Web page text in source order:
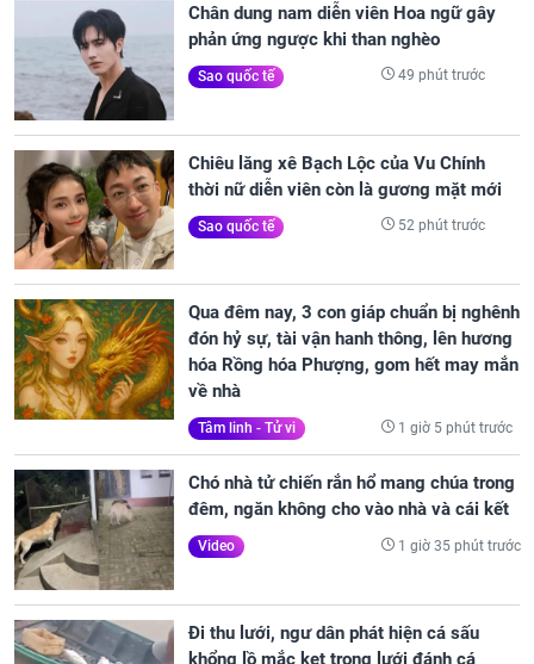
Chân dung nam diễn viên Hoa ngữ gây
phản ứng ngược khi than nghèo
Sao quốc tế 49 phút trước
Chiêu lăng xê Bạch Lộc của Vu Chính
thời nữ diễn viên còn là gương mặt mới
Sao quốc tế 52 phút trước
Qua đêm nay, 3 con giáp chuẩn bị nghênh
đón hỷ sự, tài vận hanh thông, lên hương
hóa Rồng hóa Phượng, gom hết may mắn
về nhà
Tâm linh - Tử vi 1 giờ 5 phút trước
Chó nhà tử chiến rắn hổ mang chúa trong
đêm, ngăn không cho vào nhà và cái kết
Video 1 giờ 35 phút trước
Đi thu lưới, ngư dân phát hiện cá sấu
khổng lồ mắc kẹt trong lưới đánh cá